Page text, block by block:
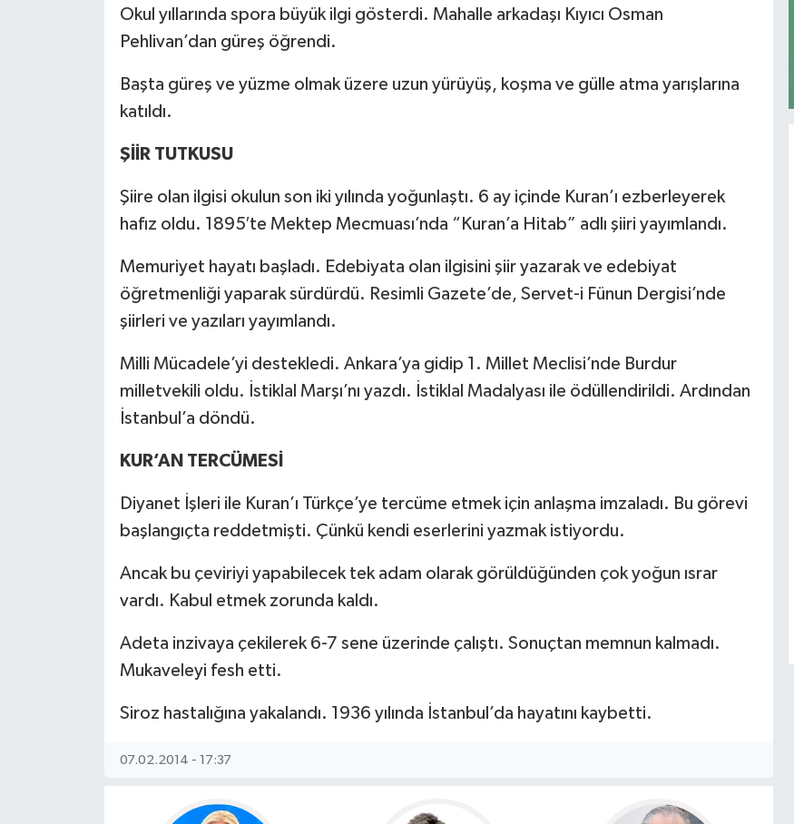
Okul yıllarında spora büyük ilgi gösterdi. Mahalle arkadaşı Kıyıcı Osman
Pehlivan’dan güreş öğrendi.
Başta güreş ve yüzme olmak üzere uzun yürüyüş, koşma ve gülle atma yarışlarına
katıldı.
ŞİİR TUTKUSU
Şiire olan ilgisi okulun son iki yılında yoğunlaştı. 6 ay içinde Kuran’ı ezberleyerek
hafız oldu. 1895′te Mektep Mecmuası’nda “Kuran’a Hitab” adlı şiiri yayımlandı.
Memuriyet hayatı başladı. Edebiyata olan ilgisini şiir yazarak ve edebiyat
öğretmenliği yaparak sürdürdü. Resimli Gazete’de, Servet-i Fünun Dergisi’nde
şiirleri ve yazıları yayımlandı.
Milli Mücadele’yi destekledi. Ankara’ya gidip 1. Millet Meclisi’nde Burdur
milletvekili oldu. İstiklal Marşı’nı yazdı. İstiklal Madalyası ile ödüllendirildi. Ardından
İstanbul’a döndü.
KUR’AN TERCÜMESİ
Diyanet İşleri ile Kuran’ı Türkçe’ye tercüme etmek için anlaşma imzaladı. Bu görevi
başlangıçta reddetmişti. Çünkü kendi eserlerini yazmak istiyordu.
Ancak bu çeviriyi yapabilecek tek adam olarak görüldüğünden çok yoğun ısrar
vardı. Kabul etmek zorunda kaldı.
Adeta inzivaya çekilerek 6-7 sene üzerinde çalıştı. Sonuçtan memnun kalmadı.
Mukaveleyi fesh etti.
Siroz hastalığına yakalandı. 1936 yılında İstanbul’da hayatını kaybetti.
07.02.2014 - 17:37